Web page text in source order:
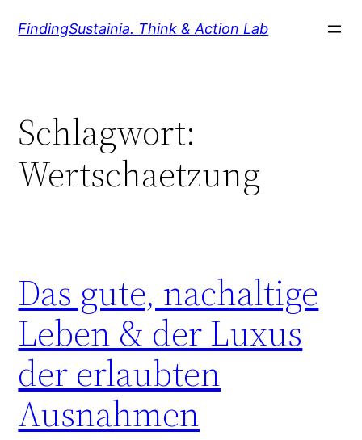
InhaltFindingSustainia. Think & Action Lab
Schlagwort:
Wertschaetzung
Das gute, nachaltige
Leben & der Luxus
der erlaubten
Ausnahmen